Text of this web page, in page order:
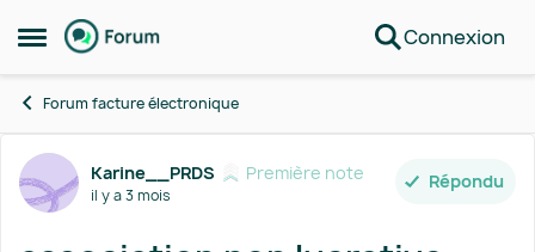
Ouvrir Menu Latéral
Passer au contenu Connexion
Forum facture électronique
Discussion de forum
Karine__PRDS Première note
il y a 3 mois
Répondu